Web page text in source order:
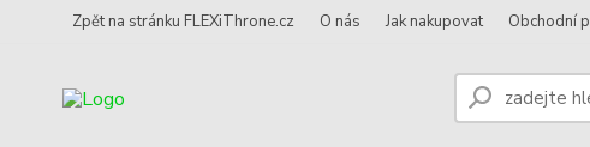
Zpět na stránku FLEXiThrone.cz O nás Jak nakupovat Obchodní